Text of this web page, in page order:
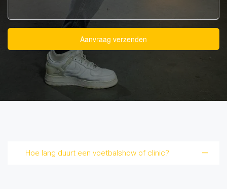
Aanvraag verzenden
Hoe lang duurt een voetbalshow of clinic?